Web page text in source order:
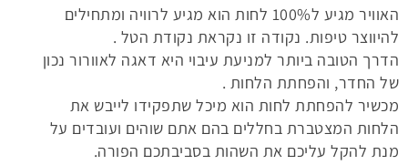
האוויר מגיע ל100% לחות הוא מגיע לרוויה ומתחילים
להיווצר טיפות. נקודה זו נקראת נקודת הטל .
הדרך הטובה ביותר למניעת עיבוי היא דאגה לאוורור נכון
של החדר, והפחתת הלחות .
מכשיר להפחתת לחות הוא מיכל שתפקידו לייבש את
הלחות המצטברת בחללים בהם אתם שוהים ועובדים על
מנת להקל עליכם את השהות בסביבתכם הפורה.